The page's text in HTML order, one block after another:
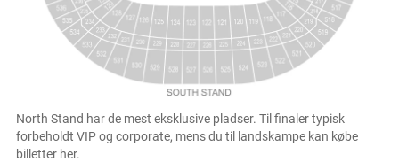
North Stand har de mest eksklusive pladser. Til finaler typisk
forbeholdt VIP og corporate, mens du til landskampe kan købe
billetter her.